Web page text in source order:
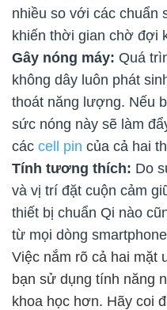
nhiều so với các chuẩn
khiến thời gian chờ đợi
Gây nóng máy: Quá
không dây luôn phát
thoát năng lượng. Nếu
sức nóng này sẽ làm
các cell pin của cả hai
Tính tương thích: Do
và vị trí đặt cuộn cảm
thiết bị chuẩn Qi nào
từ mọi dòng
Việc nắm rõ cả hai mặt
bạn sử dụng tính năng
khoa học hơn. Hãy coi